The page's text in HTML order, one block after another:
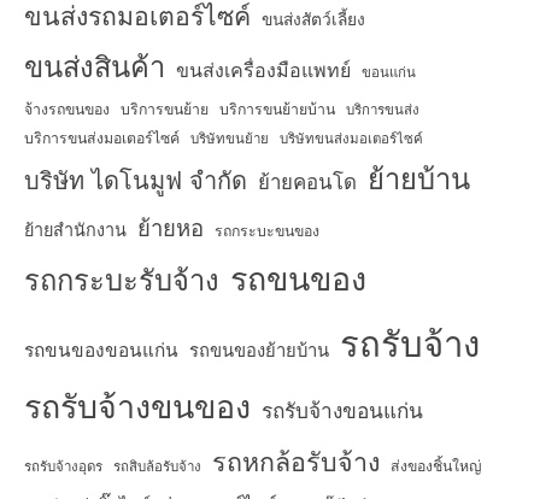
ขนส่งรถมอเตอร์ไซค์ ขนส่งสัตว์เลี้ยง
ขนส่งสินค้า ขนส่งเครื่องมือแพทย์ ขอนแก่น
จ้างรถขนของ บริการขนย้าย บริการขนย้ายบ้าน บริการขนส่ง
บริการขนส่งมอเตอร์ไซค์ บริษัทขนย้าย บริษัทขนส่งมอเตอร์ไซค์
บริษัท ไดโนมูฟ จำกัด ย้ายคอนโด ย้ายบ้าน
ย้ายสำนักงาน ย้ายหอ รถกระบะขนของ
รถกระบะรับจ้าง รถขนของ
รถขนของขอนแก่น รถขนของย้ายบ้าน รถรับจ้าง
รถรับจ้างขนของ รถรับจ้างขอนแก่น
รถรับจ้างอุดร รถสิบล้อรับจ้าง รถหกล้อรับจ้าง ส่งของชิ้นใหญ่